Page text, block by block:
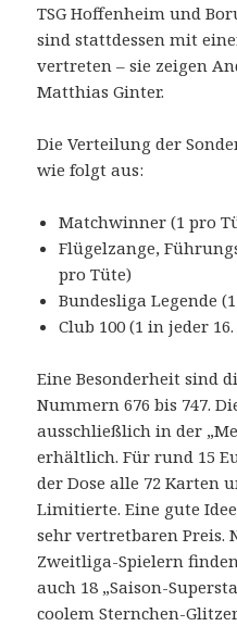
TSG Hoffenheim und
sind stattdessen mit
vertreten – sie zeigen
Matthias Ginter.
Die Verteilung der
wie folgt aus:
Matchwinner (1 pro
Flügelzange,
pro Tüte)
Bundesliga Legende
Club 100 (1 in jeder
Eine Besonderheit sind
Nummern 676 bis 747.
ausschließlich in der
erhältlich. Für rund 15
der Dose alle 72 Karten
Limitierte. Eine gute
sehr vertretbaren Preis.
Zweitliga-Spielern
auch 18 „Saison-
coolem Sternchen-